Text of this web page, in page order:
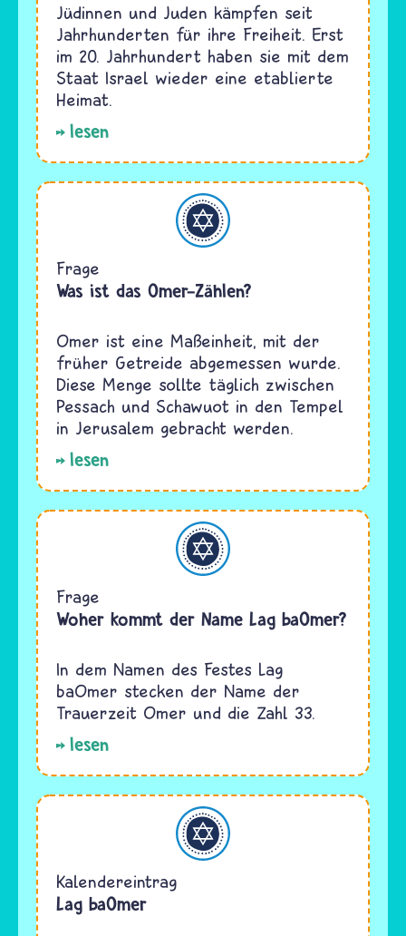
Jüdinnen und Juden kämpfen seit
Jahrhunderten für ihre Freiheit. Erst
im 20. Jahrhundert haben sie mit dem
Staat Israel wieder eine etablierte
Heimat.
lesen
Judentum
Frage
Was ist das Omer-Zählen?
Omer ist eine Maßeinheit, mit der
früher Getreide abgemessen wurde.
Diese Menge sollte täglich zwischen
Pessach und Schawuot in den Tempel
in Jerusalem gebracht werden.
lesen
Judentum
Frage
Woher kommt der Name Lag baOmer?
In dem Namen des Festes Lag
baOmer stecken der Name der
Trauerzeit Omer und die Zahl 33.
lesen
Judentum
Kalendereintrag
Lag baOmer